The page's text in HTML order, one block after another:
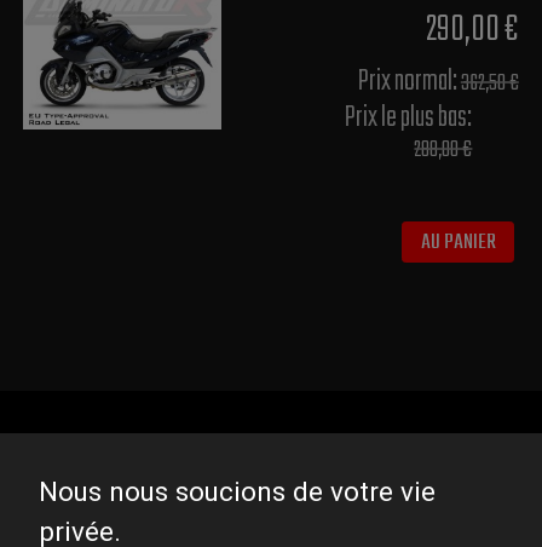
290,00 €
Prix normal​:362,50 €
Prix le plus bas:
288,00 €
AU PANIER
Nous nous soucions de votre vie
privée.